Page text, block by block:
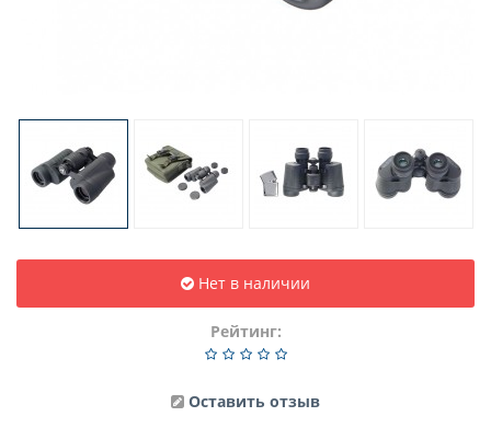
Нет в наличии
Рейтинг:
Оставить отзыв